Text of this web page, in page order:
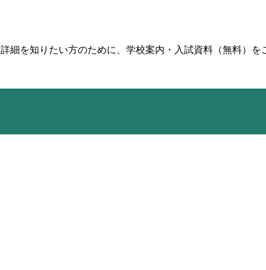
を知りたい方のために、学校案内・入試資料（無料）を